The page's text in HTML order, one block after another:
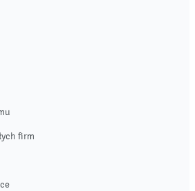
firm